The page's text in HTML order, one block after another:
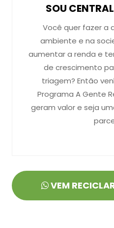
SOU
Você quer fazer a
ambiente e na
aumentar a renda e
de crescimento
triagem? Então
Programa A Gente
geram valor e seja
VEM